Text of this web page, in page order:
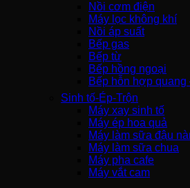
Nồi cơm điện
Máy lọc không khí
Nồi áp suất
Bếp gas
Bếp từ
Bếp hồng ngoại
Bếp hỗn hợp quang
Sinh tố-Ép-Trộn
Máy xay sinh tố
Máy ép hoa quả
Máy làm sữa đậu
Máy làm sữa chua
Máy pha cafe
Máy vắt cam